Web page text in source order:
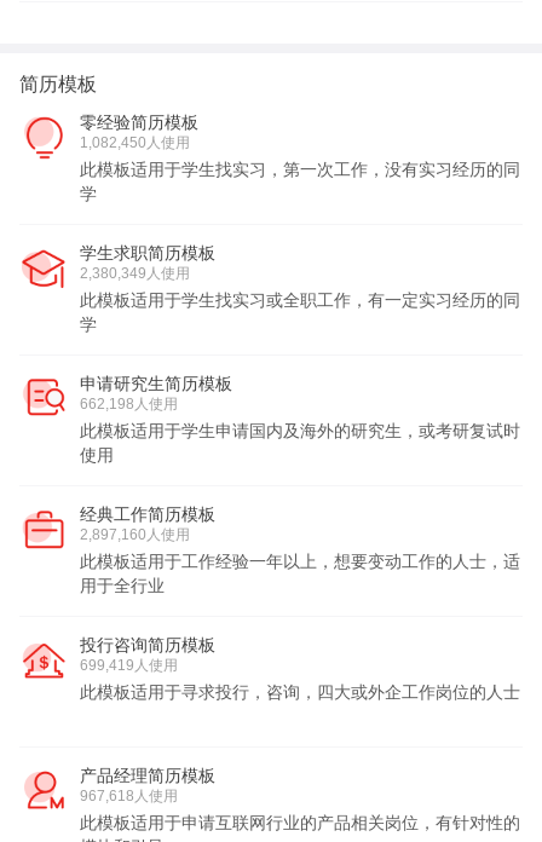
简历模板
零经验简历模板
1,082,450人使用
此模板适用于学生找实习，第一次工作，没有实习经历的同
学
学生求职简历模板
2,380,349人使用
此模板适用于学生找实习或全职工作，有一定实习经历的同
学
申请研究生简历模板
662,198人使用
此模板适用于学生申请国内及海外的研究生，或考研复试时
使用
经典工作简历模板
2,897,160人使用
此模板适用于工作经验一年以上，想要变动工作的人士，适
用于全行业
投行咨询简历模板
699,419人使用
此模板适用于寻求投行，咨询，四大或外企工作岗位的人士
产品经理简历模板
967,618人使用
此模板适用于申请互联网行业的产品相关岗位，有针对性的